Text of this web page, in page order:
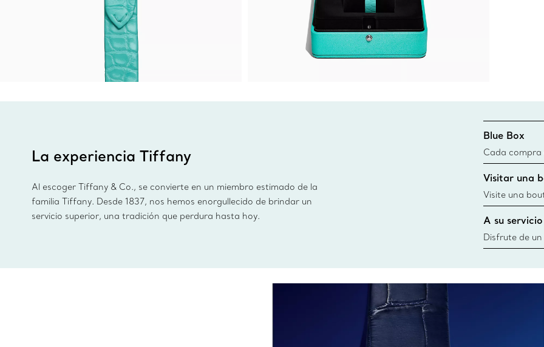
La experiencia Tiffany
Al escoger Tiffany & Co., se convierte en un miembro estimado de la
familia Tiffany. Desde 1837, nos hemos enorgullecido de brindar un
servicio superior, una tradición que perdura hasta hoy.
Blue Box
Cada compra
Blue Box.
día todas las
fuentes
información
Visitar una
Visite una
diseños,
cercana
A su servicio
Disfrute de
necesidades